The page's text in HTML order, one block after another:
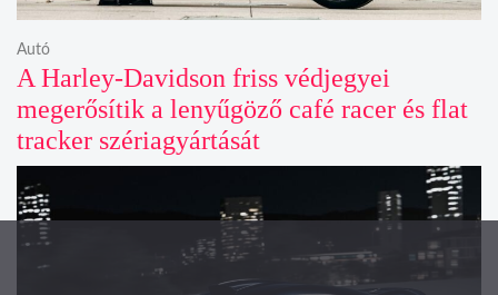
A Harley-Davidson friss védjegyei
megerősítik a lenyűgöző café racer és flat
tracker szériagyártását
Autó